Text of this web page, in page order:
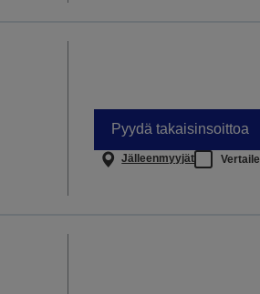
Pyydä takaisinsoittoa
Jälleenmyyjät Vertaile